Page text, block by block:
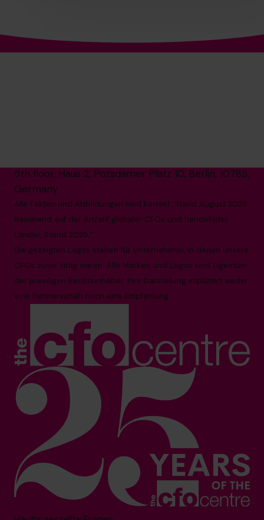
5th floor, Haus 2, Potsdamer Platz 10, Berlin, 10785,
Germany
Alle Fakten und Abbildungen sind korrekt, Stand August 2025
Basierend auf der Anzahl globaler CFOs und handelnder
Länder, Stand 2025.*
Die gezeigten Logos stehen für Unternehmen, in denen unsere
CFOs zuvor tätig waren. Alle Marken und Logos sind Eigentum
der jeweiligen Rechteinhaber. Ihre Darstellung impliziert weder
eine Partnerschaft noch eine Empfehlung.